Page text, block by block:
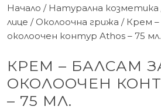
Начало / Натурална козметика
лице / Околоочна грижа / Крем –
околоочен контур Athos – 75 мл.
КРЕМ – БАЛСАМ
ОКОЛООЧЕН
– 75 МЛ.